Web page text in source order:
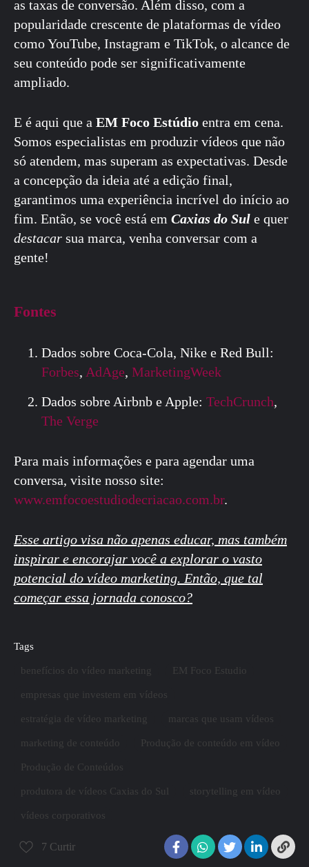
as taxas de conversão. Além disso, com a
popularidade crescente de plataformas de vídeo
como YouTube, Instagram e TikTok, o alcance de
seu conteúdo pode ser significativamente
ampliado.
E é aqui que a EM Foco Estúdio entra em cena.
Somos especialistas em produzir vídeos que não
só atendem, mas superam as expectativas. Desde
a concepção da ideia até a edição final,
garantimos uma experiência incrível do início ao
fim. Então, se você está em Caxias do Sul e quer
destacar sua marca, venha conversar com a
gente!
Fontes
Dados sobre Coca-Cola, Nike e Red Bull:
Forbes, AdAge, MarketingWeek
Dados sobre Airbnb e Apple: TechCrunch,
The Verge
Para mais informações e para agendar uma
conversa, visite nosso site:
www.emfocoestudiodecriacao.com.br.
Esse artigo visa não apenas educar, mas também
inspirar e encorajar você a explorar o vasto
potencial do vídeo marketing. Então, que tal
começar essa jornada conosco?
Tags
benefícios do vídeo marketing EM Foco Estudio
empresas que investem em vídeos
estratégia de vídeo marketing marcas que usam vídeos
marketing de conteúdo Produção de conteúdo em vídeo
Produção de Conteúdos
produtora de vídeos Caxias do Sul storytelling em vídeo
vídeos corporativos
7 Curtir